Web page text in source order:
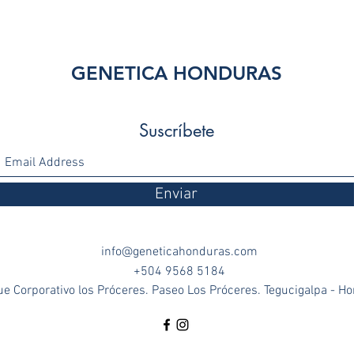
GENETICA HONDURAS
Suscríbete
Enviar
info@geneticahonduras.com
+504 9568 5184
Corporativo los Próceres. Paseo Los Próceres. Tegucigalpa -